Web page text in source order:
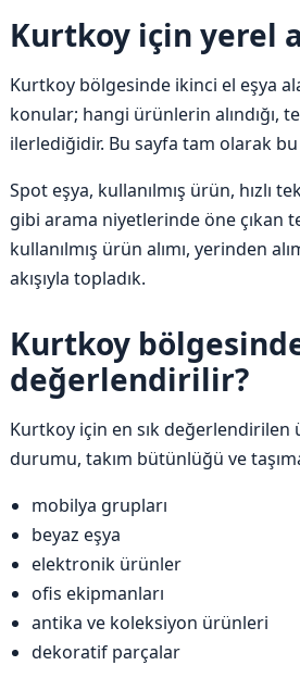
Kurtkoy için yerel
Kurtkoy bölgesinde ikinci el eşya
konular; hangi ürünlerin alındığı,
ilerlediğidir. Bu sayfa tam olarak
Spot eşya, kullanılmış ürün, hızlı
gibi arama niyetlerinde öne çıkan
kullanılmış ürün alımı, yerinden
akışıyla topladık.
Kurtkoy
değerlendirilir?
Kurtkoy için en sık değerlendirilen
durumu, takım bütünlüğü ve
mobilya grupları
beyaz eşya
elektronik ürünler
ofis ekipmanları
antika ve koleksiyon ürünleri
dekoratif parçalar